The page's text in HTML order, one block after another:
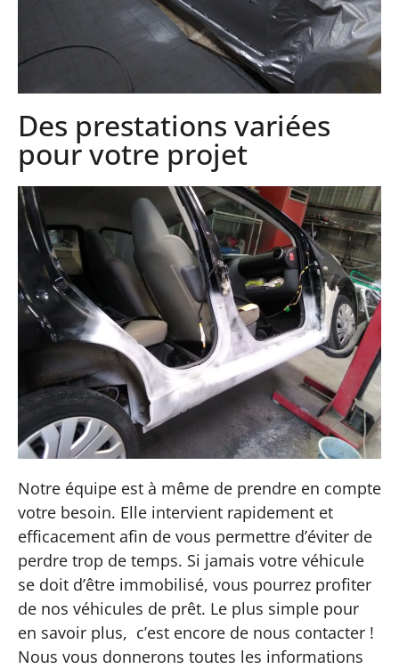
Des prestations variées
pour votre projet
Notre équipe est à même de prendre en compte
votre besoin. Elle intervient rapidement et
efficacement afin de vous permettre d’éviter de
perdre trop de temps. Si jamais votre véhicule
se doit d’être immobilisé, vous pourrez profiter
de nos véhicules de prêt. Le plus simple pour
en savoir plus, c’est encore de nous contacter !
Nous vous donnerons toutes les informations